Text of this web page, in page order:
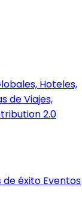
Hoteles,
de Viajes,
2.0
de éxito Eventos